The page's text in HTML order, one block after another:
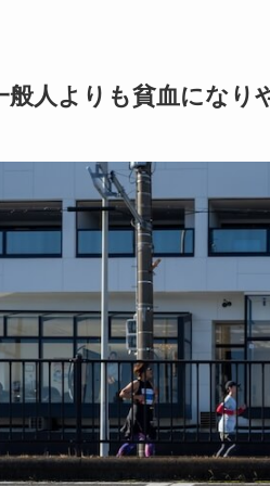
般人よりも貧血になり